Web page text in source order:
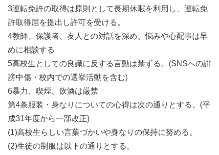
3運転免許の取得は原則として長期休暇を利用し、運転免
許取得届を提出し許可を受ける。
4教師、保護者、友人との対話を深め、悩みや心配事は早
めに相談する
5高校生としての良識に反する言動は禁ずる。(SNSへの誹
謗中傷・校内での選挙活動を含む)
6暴力、喫煙、飲酒は厳禁
第4条服装・身なりについての心得は次の通りとする。(平
成31年度から一部改正)
(1)高校生らしい言葉づかいや身なりの保持に努める。
(2)生徒の制服は以下の通りとする。